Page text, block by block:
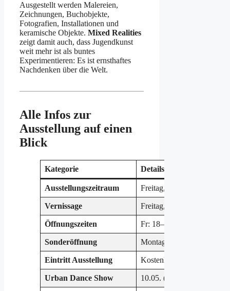
Ausgestellt werden Malereien,
Zeichnungen, Buchobjekte,
Fotografien, Installationen und
keramische Objekte. Mixed Realities
zeigt damit auch, dass Jugendkunst
weit mehr ist als buntes
Experimentieren: Es ist ernsthaftes
Nachdenken über die Welt.
Alle Infos zur
Ausstellung auf einen
Blick
Kategorie Details
Ausstellungszeitraum Freitag, 08.05. – Sonntag,
Vernissage Freitag, 08.05.2026,
Öffnungszeiten Fr: 18–20 Uhr | Sa: 16–20
Sonderöffnung Montag, 11.05.2026,
Eintritt Ausstellung Kostenlos
Urban Dance Show 10.05. (15 Uhr) & 11.05.